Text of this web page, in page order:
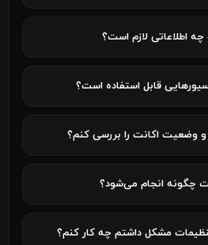
اطلاعاتی لازم است؟
قابل استفاده است؟
و وضعیت اکانت را بررسی کنم؟
چگونه انجام می‌شود؟
مشکل داشتم چه کار کنم؟